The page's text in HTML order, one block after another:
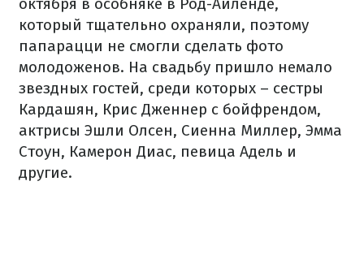
который тщательно охраняли, поэтому
папарацци не смогли сделать фото
молодоженов. На свадьбу пришло немало
звездных гостей, среди которых – сестры
Кардашян, Крис Дженнер с бойфрендом,
актрисы Эшли Олсен, Сиенна Миллер, Эмма
Стоун, Камерон Диас, певица Адель и
другие.